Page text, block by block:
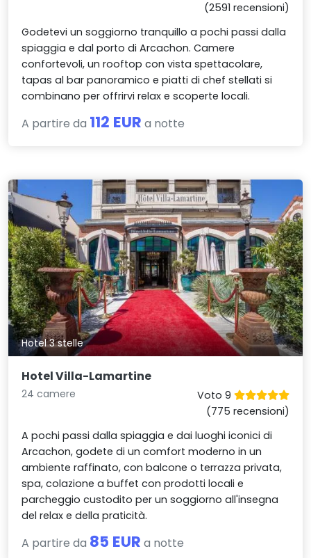
(2591 recensioni)
Godetevi un soggiorno tranquillo a pochi passi dalla
spiaggia e dal porto di Arcachon. Camere
confortevoli, un rooftop con vista spettacolare,
tapas al bar panoramico e piatti di chef stellati si
combinano per offrirvi relax e scoperte locali.
A partire da 112 EUR a notte
Hotel 3 stelle
Hotel Villa-Lamartine
24 camere
Voto 9
(775 recensioni)
A pochi passi dalla spiaggia e dai luoghi iconici di
Arcachon, godete di un comfort moderno in un
ambiente raffinato, con balcone o terrazza privata,
spa, colazione a buffet con prodotti locali e
parcheggio custodito per un soggiorno all'insegna
del relax e della praticità.
A partire da 85 EUR a notte